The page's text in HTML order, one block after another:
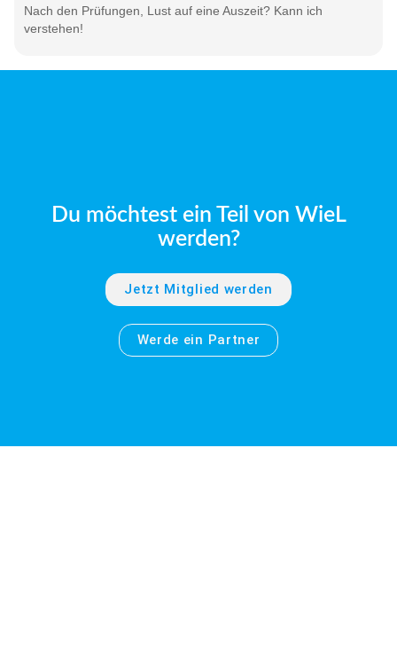
Nach den Prüfungen, Lust auf eine Auszeit? Kann ich
verstehen!
Du möchtest ein Teil von WieL
werden?
Jetzt Mitglied werden
Werde ein Partner